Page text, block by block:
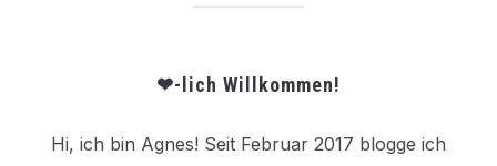
❤-lich Willkommen!
Hi, ich bin Agnes! Seit Februar 2017 blogge ich